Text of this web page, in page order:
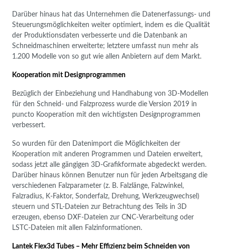
Darüber hinaus hat das Unternehmen die Datenerfassungs- und
Steuerungsmöglichkeiten weiter optimiert, indem es die Qualität
der Produktionsdaten verbesserte und die Datenbank an
Schneidmaschinen erweiterte; letztere umfasst nun mehr als
1.200 Modelle von so gut wie allen Anbietern auf dem Markt.
Kooperation mit Designprogrammen
Bezüglich der Einbeziehung und Handhabung von 3D-Modellen
für den Schneid- und Falzprozess wurde die Version 2019 in
puncto Kooperation mit den wichtigsten Designprogrammen
verbessert.
So wurden für den Datenimport die Möglichkeiten der
Kooperation mit anderen Programmen und Dateien erweitert,
sodass jetzt alle gängigen 3D-Grafikformate abgedeckt werden.
Darüber hinaus können Benutzer nun für jeden Arbeitsgang die
verschiedenen Falzparameter (z. B. Falzlänge, Falzwinkel,
Falzradius, K-Faktor, Sonderfalz, Drehung, Werkzeugwechsel)
steuern und STL-Dateien zur Betrachtung des Teils in 3D
erzeugen, ebenso DXF-Dateien zur CNC-Verarbeitung oder
LSTC-Dateien mit allen Falzinformationen.
Lantek Flex3d Tubes – Mehr Effizienz beim Schneiden von